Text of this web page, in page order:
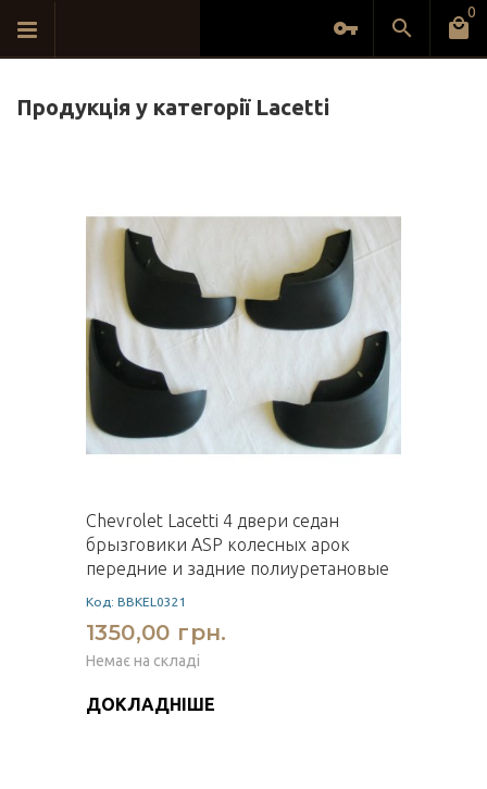
0
Продукція у категорії Lacetti
Chevrolet Lacetti 4 двери седан
брызговики ASP колесных арок
передние и задние полиуретановые
Код: BBKEL0321
1350,00 грн.
Немає на складі
ДОКЛАДНІШЕ